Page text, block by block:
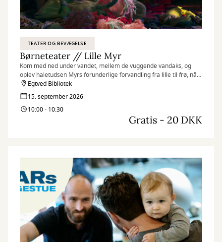
TEATER OG BEVÆGELSE
Børneteater // Lille Myr
Kom med ned under vandet, mellem de vuggende vandaks, og
oplev haletudsen Myrs forunderlige forvandling fra lille til frø, når
Teatret st. tv besøger Egtved Bibliotek med en sanselig forestilling
for de små.
Egtved Bibliotek
15. september 2026
10:00 - 10:30
Gratis - 20 DKK